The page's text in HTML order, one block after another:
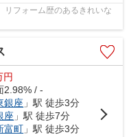
リフォーム歴のあるきれいな
円
2.98% / -
銀座 」駅 徒歩3分
座 」駅 徒歩7分
富町 」駅 徒歩3分